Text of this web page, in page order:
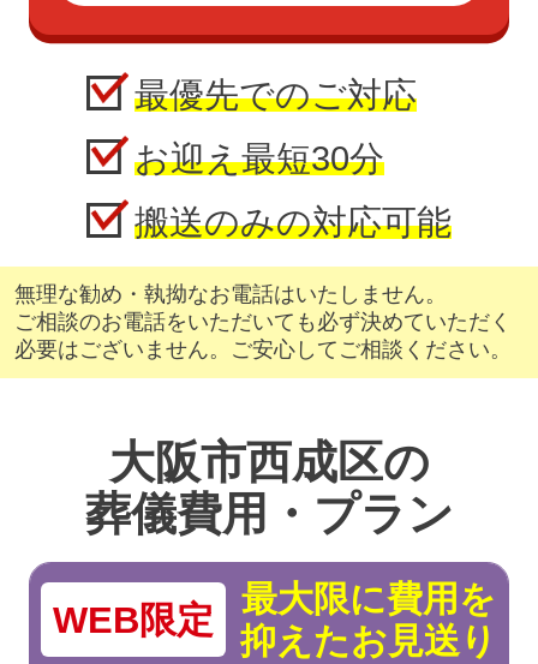
最優先でのご対応
お迎え最短30分
搬送のみの対応可能
無理な勧め・執拗なお電話はいたしません。
ご相談のお電話をいただいても必ず決めていただく
必要はございません。ご安心してご相談ください。
大阪市西成区の
葬儀費用・プラン
WEB限定
最大限に費用を
抑えたお見送り